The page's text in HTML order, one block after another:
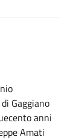
Gaggiano
anni
Amati